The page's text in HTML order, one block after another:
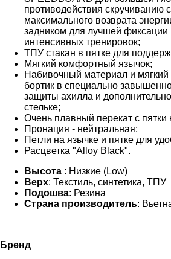
противодействия скручиванию
максимального возврата
задником для лучшей фиксации
интенсивных тренировок;
ТПУ стакан в пятке для
Мягкий комфортный язычок;
Набивочный материал и
бортик в специально
защиты ахилла и
стельке;
Очень плавный перекат с
Пронация - нейтральная;
Петли на язычке и пятке для
Расцветка "Alloy Black".
Высота : Низкие (Low)
Верх: Текстиль, синтетика, ТПУ
Подошва: Резина
Страна производитель:
Бренд